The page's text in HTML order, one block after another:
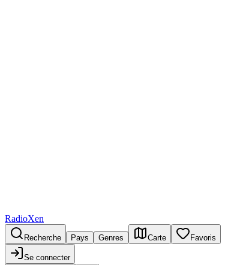
RadioXen
Recherche Pays Genres Carte Favoris
Se connecter